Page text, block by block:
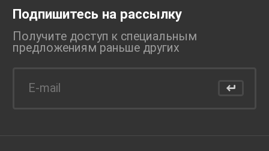
Подпишитесь на рассылку
Получите доступ к специальным
предложениям раньше других